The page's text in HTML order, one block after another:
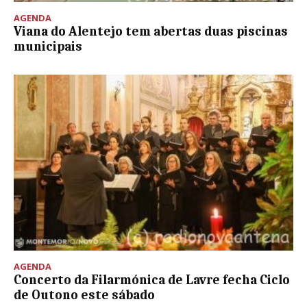
AGENDA
Viana do Alentejo tem abertas duas piscinas
municipais
AGENDA
Concerto da Filarmónica de Lavre fecha Ciclo
de Outono este sábado